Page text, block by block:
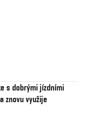
s dobrými jízdními
znovu využije